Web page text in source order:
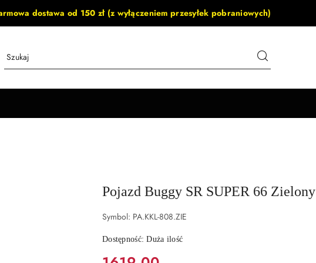
dostawa od 150 zł (z wyłączeniem przesyłek pobraniowych)
Pojazd Buggy SR SUPER 66 Zielony
Symbol: PA.KKL-808.ZIE
Dostępność:Duża ilość